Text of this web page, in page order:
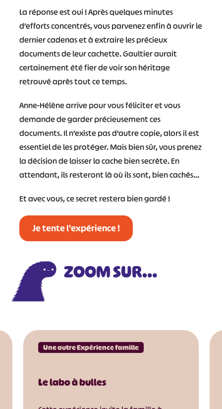
La réponse est oui ! Après quelques minutes
d’efforts concentrés, vous parvenez enfin à ouvrir le
dernier cadenas et à extraire les précieux
documents de leur cachette. Gaultier aurait
certainement été fier de voir son héritage
retrouvé après tout ce temps.
Anne-Hélène arrive pour vous féliciter et vous
demande de garder précieusement ces
documents. Il n’existe pas d’autre copie, alors il est
essentiel de les protéger. Mais bien sûr, vous prenez
la décision de laisser la cache bien secrète. En
attendant, ils resteront là où ils sont, bien cachés…
Et avec vous, ce secret restera bien gardé !
Je tente l’expérience !
ZOOM SUR…
Une autre Expérience famille
Le labo à bulles
# # #
#
#
#
#